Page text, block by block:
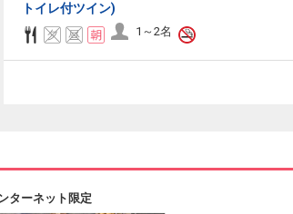
トイレ付ツイン)
1～2名
ターネット限定